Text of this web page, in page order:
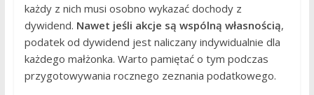
każdy z nich musi osobno wykazać dochody z
dywidend. Nawet jeśli akcje są wspólną własnością,
podatek od dywidend jest naliczany indywidualnie dla
każdego małżonka. Warto pamiętać o tym podczas
przygotowywania rocznego zeznania podatkowego.